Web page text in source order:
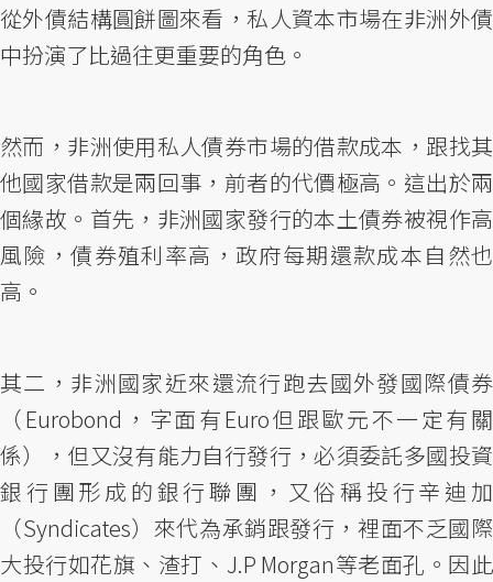
從外債結構圓餅圖來看，私人資本市場在非洲外債
中扮演了比過往更重要的角色。
然而，非洲使用私人債券市場的借款成本，跟找其
他國家借款是兩回事，前者的代價極高。這出於兩
個緣故。首先，非洲國家發行的本土債券被視作高
風險，債券殖利率高，政府每期還款成本自然也
高。
其二，非洲國家近來還流行跑去國外發國際債券
（Eurobond，字面有Euro但跟歐元不一定有關
係），但又沒有能力自行發行，必須委託多國投資
銀行團形成的銀行聯團，又俗稱投行辛迪加
（Syndicates）來代為承銷跟發行，裡面不乏國際
大投行如花旗、渣打、J.P Morgan等老面孔。因此